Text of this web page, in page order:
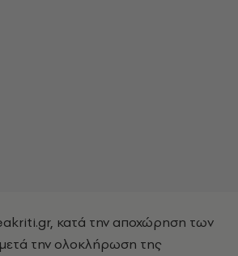
κατά την αποχώρηση των
την ολοκλήρωση της